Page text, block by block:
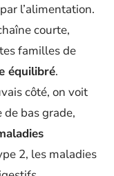
l’alimentation.
courte,
familles de
équilibré.
côté, on voit
bas grade,
2, les maladies